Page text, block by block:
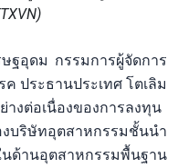
ฐอุดม กรรมการผู้จัดการ
ประธานประเทศ โตเลิม
งต่อเนื่องของการลงทุน
บริษัทอุตสาหกรรมชั้นนำ
ด้านอุตสาหกรรมพื้นฐาน